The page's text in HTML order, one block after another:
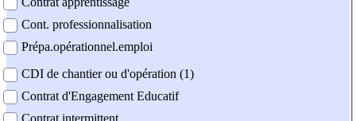
Cont. professionnalisation
Prépa.opérationnel.emploi
CDI de chantier ou d'opération (1)
Contrat d'Engagement Educatif